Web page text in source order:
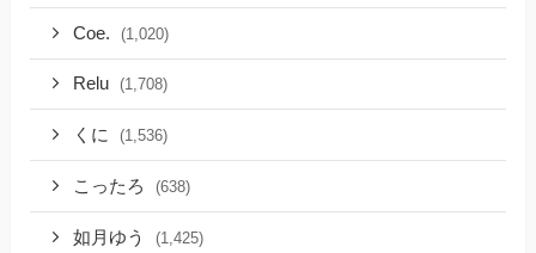
Coe. (1,020)
Relu (1,708)
くに (1,536)
こったろ (638)
如月ゆう (1,425)